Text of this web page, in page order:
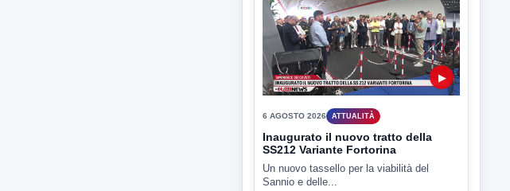
Hanon- Evo, i lavoratori dicono si al
piano industriale
Sulla vicenda Hanon e il piano industriale
e' intervenuto anche...